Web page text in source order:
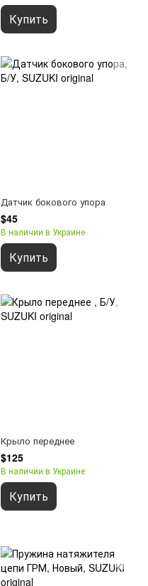
Купить
Датчик бокового упора
$45
В наличии в Украине
Купить
Крыло переднее
$125
В наличии в Украине
Купить